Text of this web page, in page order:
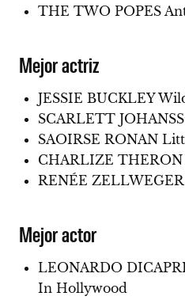
THE TWO POPES
Mejor actriz
JESSIE BUCKLEY
SCARLETT
SAOIRSE RONAN
CHARLIZE THERON
RENÉE
Mejor actor
LEONARDO
In Hollywood